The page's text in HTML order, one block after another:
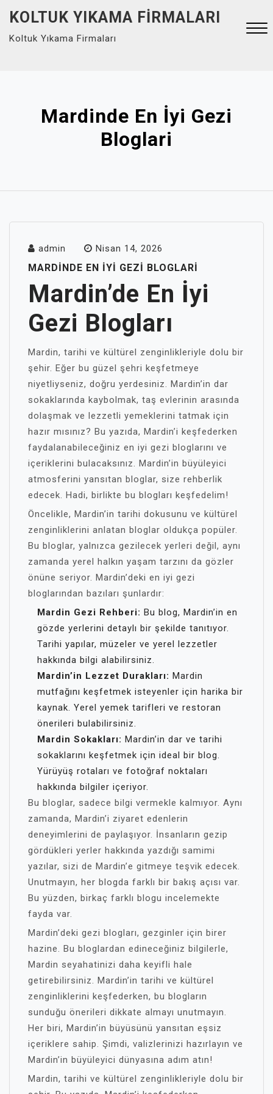
content
KOLTUK YIKAMA FIRMALARI
Koltuk Yıkama Firmaları
Mardinde En İyi Gezi
Bloglari
admin Nisan 14, 2026
MARDINDE EN İYI GEZI BLOGLARI
Mardin’de En İyi
Gezi Blogları
Mardin, tarihi ve kültürel zenginlikleriyle dolu bir
şehir. Eğer bu güzel şehri keşfetmeye
niyetliyseniz, doğru yerdesiniz. Mardin’in dar
sokaklarında kaybolmak, taş evlerinin arasında
dolaşmak ve lezzetli yemeklerini tatmak için
hazır mısınız? Bu yazıda, Mardin’i keşfederken
faydalanabileceğiniz en iyi gezi bloglarını ve
içeriklerini bulacaksınız. Mardin’in büyüleyici
atmosferini yansıtan bloglar, size rehberlik
edecek. Hadi, birlikte bu blogları keşfedelim!
Öncelikle, Mardin’in tarihi dokusunu ve kültürel
zenginliklerini anlatan bloglar oldukça popüler.
Bu bloglar, yalnızca gezilecek yerleri değil, aynı
zamanda yerel halkın yaşam tarzını da gözler
önüne seriyor. Mardin’deki en iyi gezi
bloglarından bazıları şunlardır:
Mardin Gezi Rehberi: Bu blog, Mardin’in en
gözde yerlerini detaylı bir şekilde tanıtıyor.
Tarihi yapılar, müzeler ve yerel lezzetler
hakkında bilgi alabilirsiniz.
Mardin’in Lezzet Durakları: Mardin
mutfağını keşfetmek isteyenler için harika bir
kaynak. Yerel yemek tarifleri ve restoran
önerileri bulabilirsiniz.
Mardin Sokakları: Mardin’in dar ve tarihi
sokaklarını keşfetmek için ideal bir blog.
Yürüyüş rotaları ve fotoğraf noktaları
hakkında bilgiler içeriyor.
Bu bloglar, sadece bilgi vermekle kalmıyor. Aynı
zamanda, Mardin’i ziyaret edenlerin
deneyimlerini de paylaşıyor. İnsanların gezip
gördükleri yerler hakkında yazdığı samimi
yazılar, sizi de Mardin’e gitmeye teşvik edecek.
Unutmayın, her blogda farklı bir bakış açısı var.
Bu yüzden, birkaç farklı blogu incelemekte
fayda var.
Mardin’deki gezi blogları, gezginler için birer
hazine. Bu bloglardan edineceğiniz bilgilerle,
Mardin seyahatinizi daha keyifli hale
getirebilirsiniz. Mardin’in tarihi ve kültürel
zenginliklerini keşfederken, bu blogların
sunduğu önerileri dikkate almayı unutmayın.
Her biri, Mardin’in büyüsünü yansıtan eşsiz
içeriklere sahip. Şimdi, valizlerinizi hazırlayın ve
Mardin’in büyüleyici dünyasına adım atın!
Mardin, tarihi ve kültürel zenginlikleriyle dolu bir